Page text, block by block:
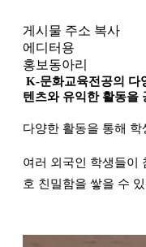
게시물 주소 복사
에디터용
홍보동아리
K-문화교육전공의 다
텐츠와 유익한 활동을
다양한 활동을 통해
여러 외국인 학생들이
호 친밀함을 쌓을 수